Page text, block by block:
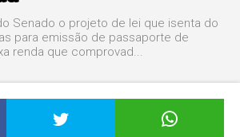
Senado o projeto de lei que isenta do
para emissão de passaporte de
renda que comprovad...